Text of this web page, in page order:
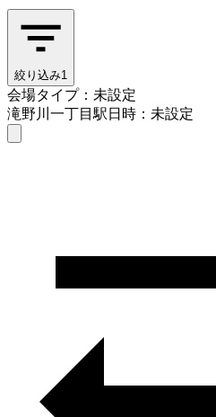
絞り込み1
会場タイプ：未設定
滝野川一丁目駅日時：未設定